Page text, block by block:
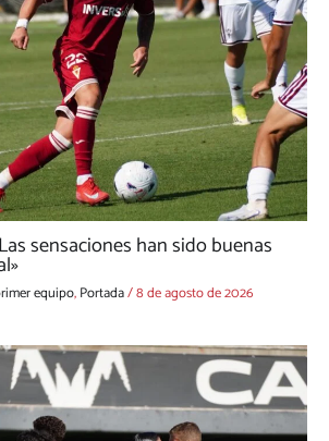
sensaciones han sido buenas
equipo,Portada/8 de agosto de 2026